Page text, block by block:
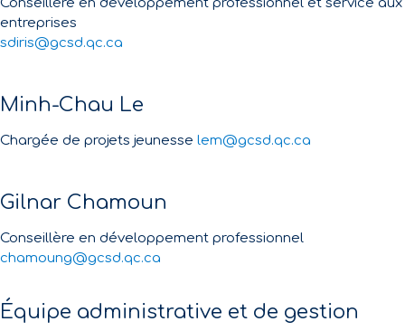
entreprises
sdiris@gcsd.qc.ca
Minh-Chau Le
Chargée de projets jeunesse lem@gcsd.qc.ca
Gilnar Chamoun
Conseillère en développement professionnel
chamoung@gcsd.qc.ca
Équipe administrative et de gestion